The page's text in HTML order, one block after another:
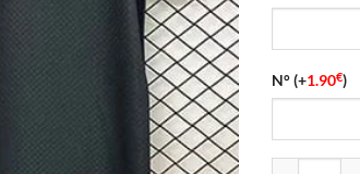
N°(+1.90€)
quantité de